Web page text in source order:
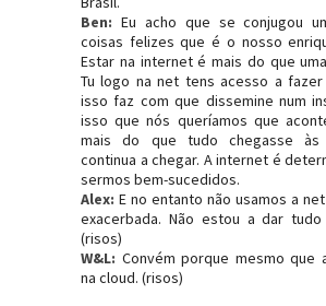
Ben: Eu acho que se conjugou
coisas felizes que é o nosso
Estar na internet é mais do que
Tu logo na net tens acesso a
isso faz com que dissemine num
isso que nós queríamos que
mais do que tudo chegasse às
continua a chegar. A internet é
sermos bem-sucedidos.
Alex: E no entanto não usamos a
exacerbada. Não estou a dar
(risos)
W&L: Convém porque mesmo que
na cloud. (risos)